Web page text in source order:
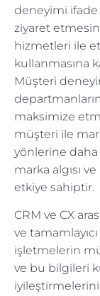
deneyimi ifade
ziyaret
hizmetleri ile
kullanmasına
Müşteri
maksimize
müşteri ile
yönlerine daha
marka algısı
etkiye sahiptir.
CRM ve CX
ve
işletmelerin
ve bu bilgileri